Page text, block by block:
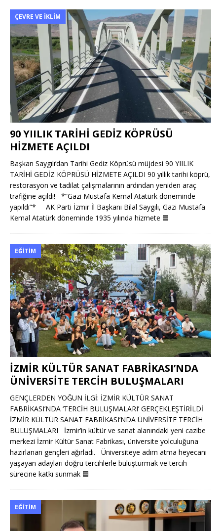
ÇEVRE VE İKLIM
90 YIILIK TARİHİ GEDİZ KÖPRÜSÜ
HİZMETE AÇILDI
Başkan Saygılı’dan Tarihi Gediz Köprüsü müjdesi 90 YIILIK
TARİHİ GEDİZ KÖPRÜSÜ HİZMETE AÇILDI 90 yıllık tarihi köprü,
restorasyon ve tadilat çalışmalarının ardından yeniden araç
trafiğine açıldı! *”Gazi Mustafa Kemal Atatürk döneminde
yapıldı”* AK Parti İzmir İl Başkanı Bilal Saygılı, Gazi Mustafa
Kemal Atatürk döneminde 1935 yılında hizmete 🟦
EĞITIM
İZMİR KÜLTÜR SANAT FABRİKASI’NDA
ÜNİVERSİTE TERCİH BULUŞMALARI
GENÇLERDEN YOĞUN İLGİ: İZMİR KÜLTÜR SANAT
FABRİKASI’NDA ‘TERCİH BULUŞMALARI’ GERÇEKLEŞTİRİLDİ
İZMİR KÜLTÜR SANAT FABRİKASI’NDA ÜNİVERSİTE TERCİH
BULUŞMALARI İzmir’in kültür ve sanat alanındaki yeni cazibe
merkezi İzmir Kültür Sanat Fabrikası, üniversite yolculuğuna
hazırlanan gençleri ağırladı. Üniversiteye adım atma heyecanı
yaşayan adayları doğru tercihlerle buluşturmak ve tercih
sürecine katkı sunmak 🟦
EĞITIM